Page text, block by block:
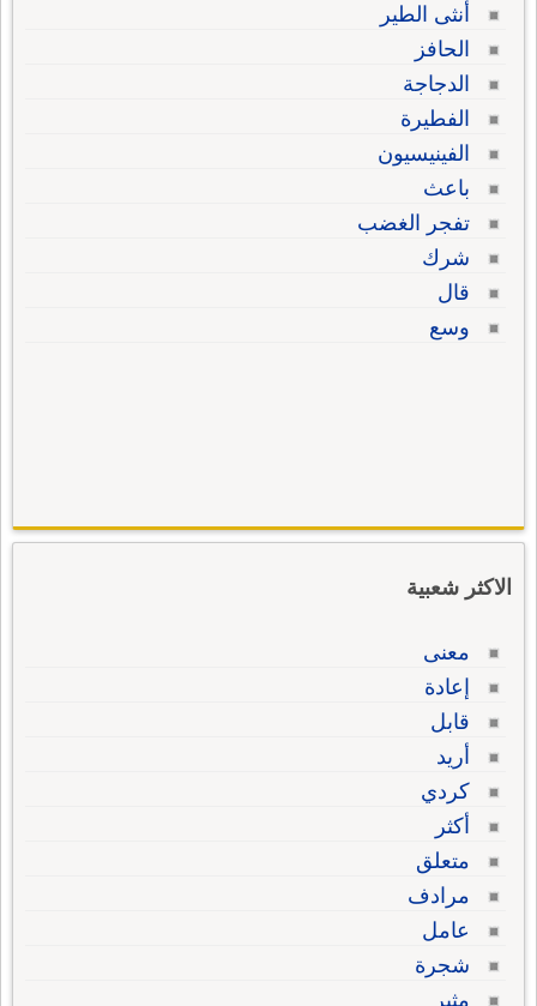
أنثى الطير
الحافز
الدجاجة
الفطيرة
الفينيسيون
باعث
تفجر الغضب
شرك
قال
وسع
الاكثر شعبية
معنى
إعادة
قابل
أريد
كردي
أكثر
متعلق
مرادف
عامل
شجرة
مثير